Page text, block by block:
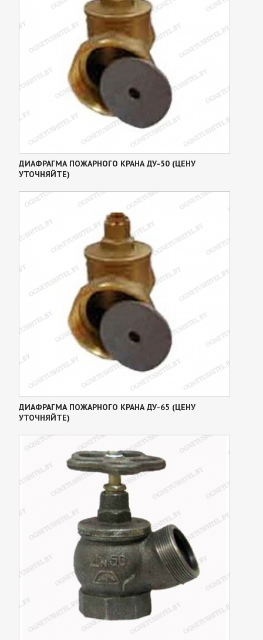
ДИАФРАГМА ПОЖАРНОГО КРАНА ДУ-50 (ЦЕНУ
УТОЧНЯЙТЕ)
ДИАФРАГМА ПОЖАРНОГО КРАНА ДУ-65 (ЦЕНУ
УТОЧНЯЙТЕ)